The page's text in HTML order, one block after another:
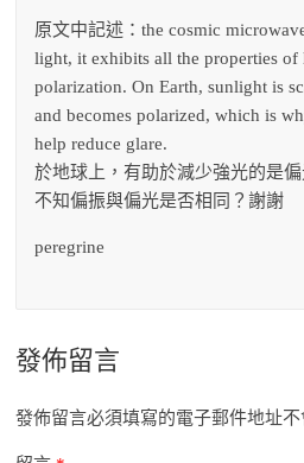
原文中記述：the cosmic
light, it exhibits all the properties
polarization. On Earth, sunlight is
and becomes polarized, which is
help reduce glare.
於地球上，有助於減少強光的是偏
不知偏振與偏光是否相同？謝謝
peregrine
發佈留言
發佈留言必須填寫的電子郵件地址不